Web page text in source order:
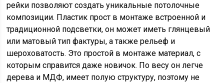
рейки позволяют создать уникальные потолочные
композиции. Пластик прост в монтаже встроенной и
традиционной подсветки, он может иметь глянцевый
или матовый тип фактуры, а также рельеф и
шероховатость. Это простой в монтаже материал, с
которым справится даже новичок. По весу он легче
дерева и МДФ, имеет полую структуру, поэтому не